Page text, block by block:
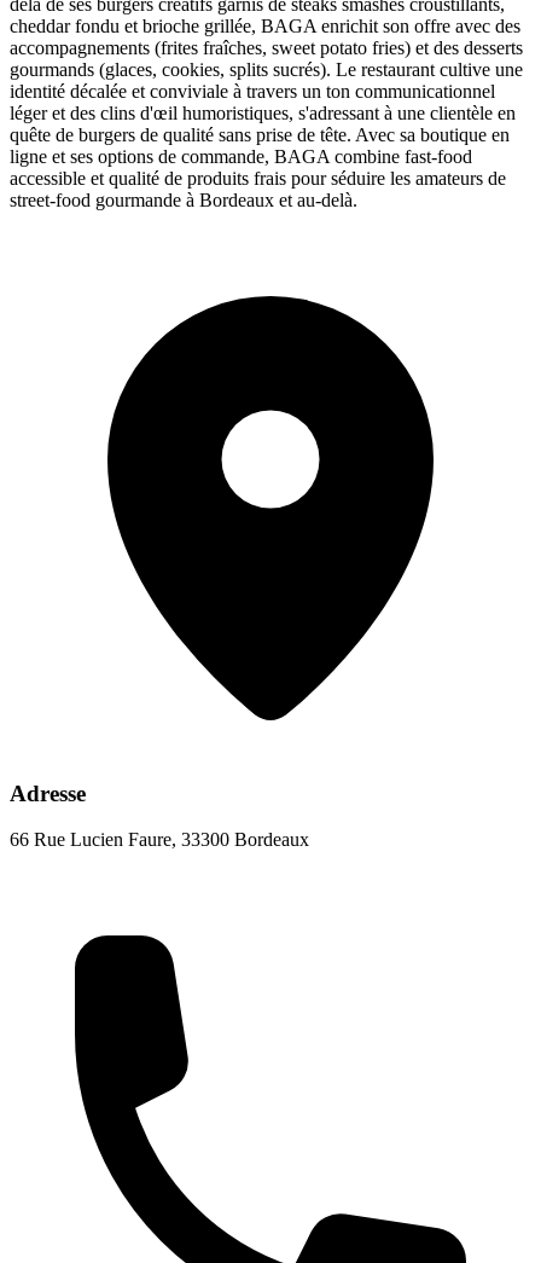
cheddar fondu et brioche grillée, BAGA enrichit son offre avec des
accompagnements (frites fraîches, sweet potato fries) et des desserts
gourmands (glaces, cookies, splits sucrés). Le restaurant cultive une
identité décalée et conviviale à travers un ton communicationnel
léger et des clins d'œil humoristiques, s'adressant à une clientèle en
quête de burgers de qualité sans prise de tête. Avec sa boutique en
ligne et ses options de commande, BAGA combine fast-food
accessible et qualité de produits frais pour séduire les amateurs de
street-food gourmande à Bordeaux et au-delà.
Adresse
66 Rue Lucien Faure, 33300 Bordeaux